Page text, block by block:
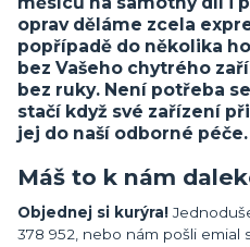
oprav děláme zcela
popřípadě do několika
bez Vašeho chytrého
bez ruky. Není potřeba
stačí když své zařízení
jej do naší odborné péče.
Máš to k nám
Objednej si kurýra!
378 952, nebo nám pošli emial